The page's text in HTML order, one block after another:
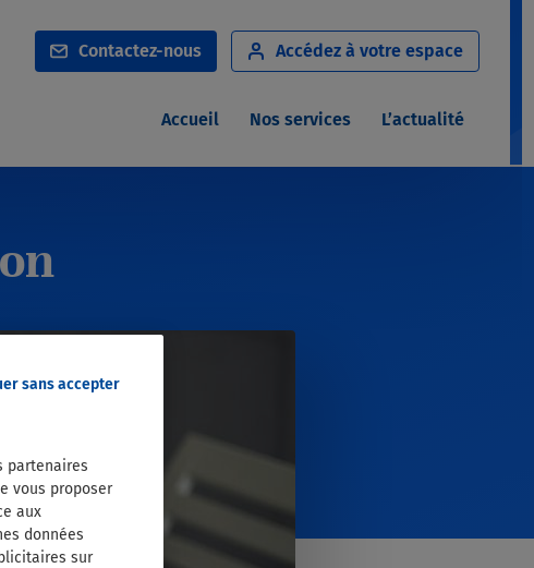
Accueil Nos services
Notre réseau de soins
Nos dispositifs de solidarité
L’actualité
Contactez-nous Accédez à votre espace
partenaires
vous proposer
aux
données
sur
sans accepter